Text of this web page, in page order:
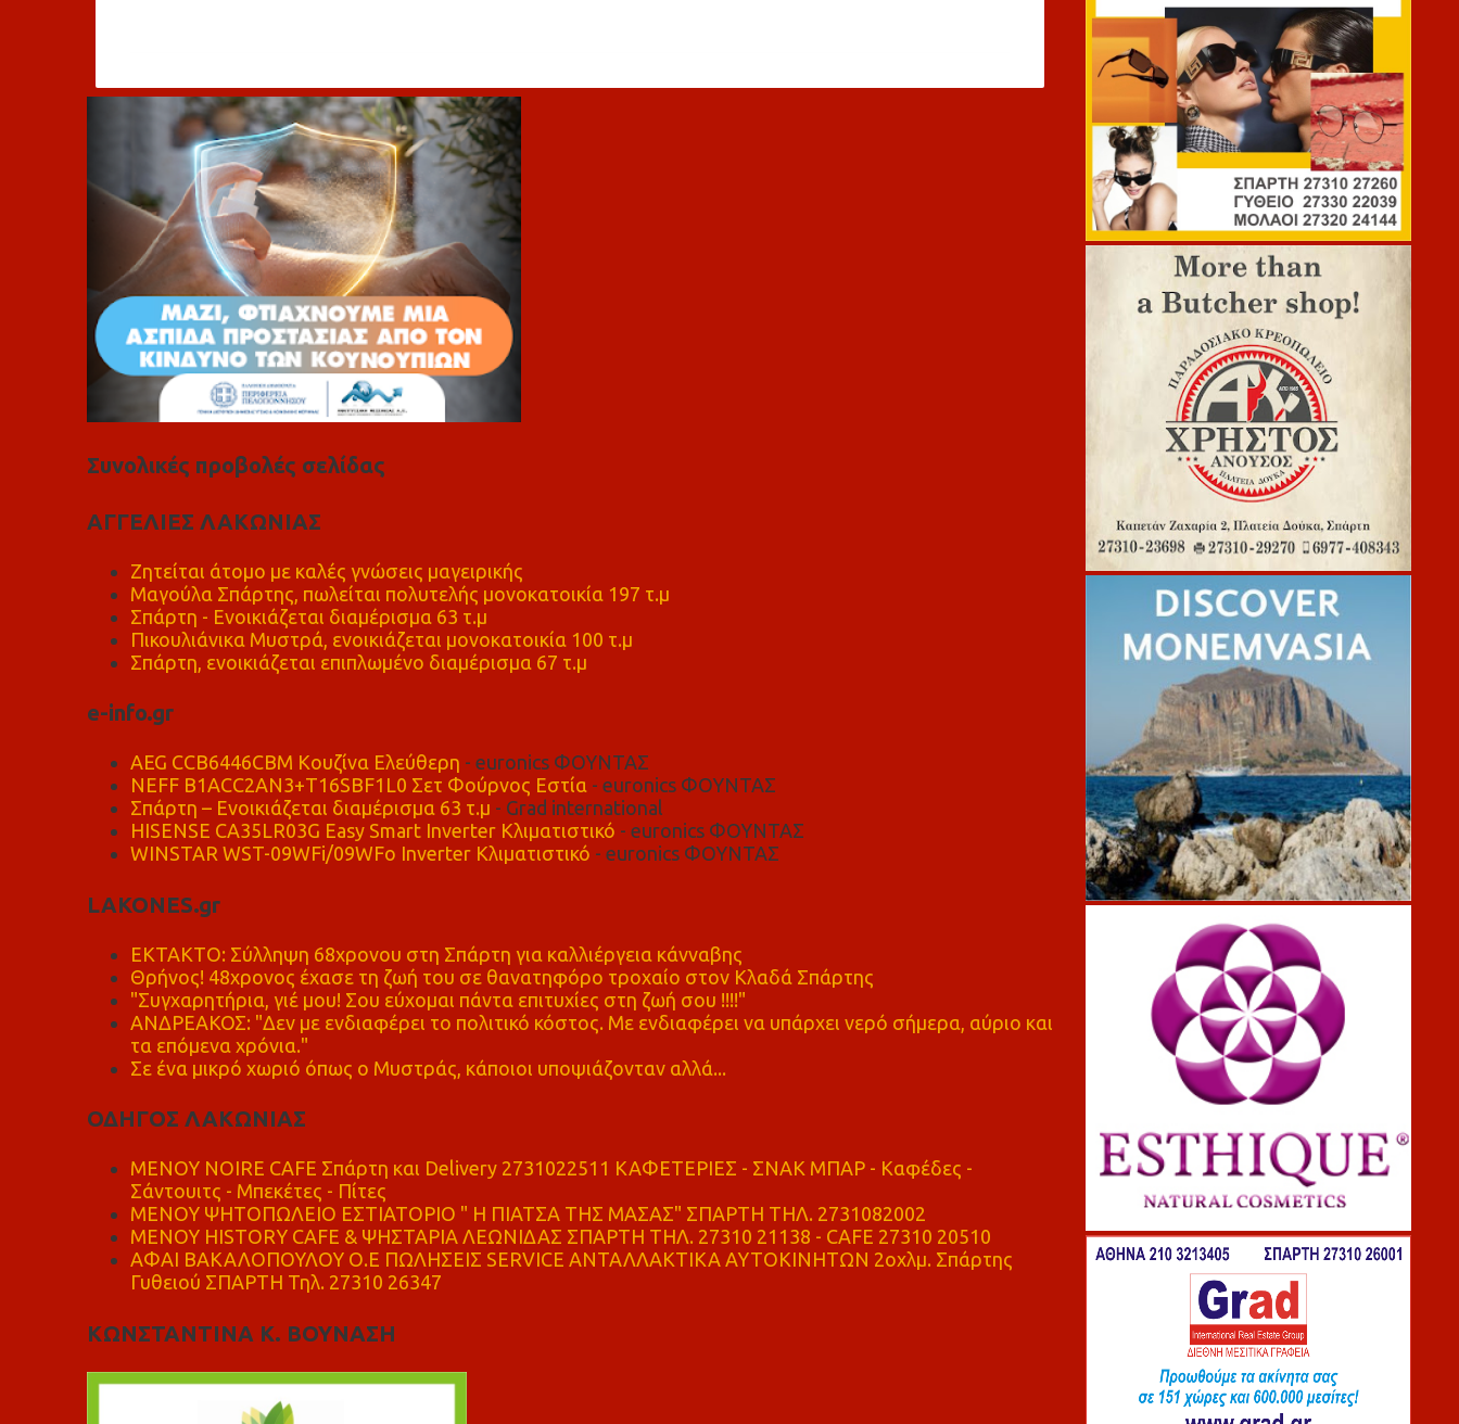
λ
Συνολικές προβολές σελίδας
ΑΓΓΕΛΙΕΣ ΛΑΚΩΝΙΑΣ
Ζητείται άτομο με καλές γνώσεις μαγειρικής
Μαγούλα Σπάρτης, πωλείται πολυτελής μονοκατοικία 197 τ.μ
Σπάρτη - Ενοικιάζεται διαμέρισμα 63 τ.μ
Πικουλιάνικα Μυστρά, ενοικιάζεται μονοκατοικία 100 τ.μ
Σπάρτη, ενοικιάζεται επιπλωμένο διαμέρισμα 67 τ.μ
e-info.gr
AEG CCB6446CBM Κουζίνα Ελεύθερη - euronics ΦΟΥΝΤΑΣ
NEFF B1ACC2AN3+T16SBF1L0 Σετ Φούρνος Εστία- euronics ΦΟΥΝΤΑΣ
Σπάρτη – Ενοικιάζεται διαμέρισμα 63 τ.μ - Grad international
HISENSE CA35LR03G Easy Smart Inverter Κλιματιστικό - euronics ΦΟΥΝΤΑΣ
WINSTAR WST-09WFi/09WFo Inverter Κλιματιστικό - euronics ΦΟΥΝΤΑΣ
LAKONES.gr
ΕΚΤΑΚΤΟ: Σύλληψη 68χρονου στη Σπάρτη για καλλιέργεια κάνναβης
Θρήνος! 48χρονος έχασε τη ζωή του σε θανατηφόρο τροχαίο στον Κλαδά Σπάρτης
"Συγχαρητήρια, γιέ μου! Σου εύχομαι πάντα επιτυχίες στη ζωή σου !!!!"
ΑΝΔΡΕΑΚΟΣ: "Δεν με ενδιαφέρει το πολιτικό κόστος. Με ενδιαφέρει να υπάρχει νερό σήμερα, αύριο και
τα επόμενα χρόνια."
Σε ένα μικρό χωριό όπως ο Μυστράς, κάποιοι υποψιάζονταν αλλά...
ΟΔΗΓΟΣ ΛΑΚΩΝΙΑΣ
MENOY NOIRE CAFE Σπάρτη και Delivery 2731022511 ΚΑΦΕΤΕΡΙΕΣ - ΣΝΑΚ ΜΠΑΡ - Καφέδες -
Σάντουιτς - Μπεκέτες - Πίτες
ΜΕΝΟΥ ΨΗΤΟΠΩΛΕΙΟ ΕΣΤΙΑΤΟΡΙΟ " Η ΠΙΑΤΣΑ ΤΗΣ ΜΑΣΑΣ" ΣΠΑΡΤΗ ΤΗΛ. 2731082002
ΜΕΝΟΥ HISTORY CAFE & ΨΗΣΤΑΡΙΑ ΛΕΩΝΙΔΑΣ ΣΠΑΡΤΗ ΤΗΛ. 27310 21138 - CAFE 27310 20510
ΑΦΑΙ ΒΑΚΑΛΟΠΟΥΛΟΥ Ο.Ε ΠΩΛΗΣΕΙΣ SERVICE ΑΝΤΑΛΛΑΚΤΙΚΑ ΑΥΤΟΚΙΝΗΤΩΝ 2οχλμ. Σπάρτης
Γυθειού ΣΠΑΡΤΗ Τηλ. 27310 26347
ΚΩΝΣΤΑΝΤΙΝΑ Κ. ΒΟΥΝΑΣΗ